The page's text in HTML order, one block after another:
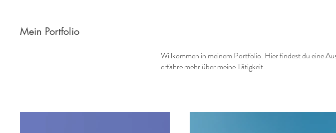
Mein Portfolio
Willkommen in meinem Portfolio. Hier findest du eine
erfahre mehr über meine Tätigkeit.